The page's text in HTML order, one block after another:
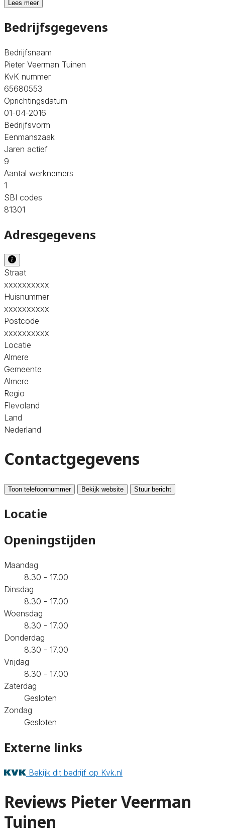
Lees meer
Bedrijfsgegevens
Bedrijfsnaam
Pieter Veerman Tuinen
KvK nummer
65680553
Oprichtingsdatum
01-04-2016
Bedrijfsvorm
Eenmanszaak
Jaren actief
9
Aantal werknemers
1
SBI codes
81301
Adresgegevens
Straat
xxxxxxxxxx
Huisnummer
xxxxxxxxxx
Postcode
xxxxxxxxxx
Locatie
Almere
Gemeente
Almere
Regio
Flevoland
Land
Nederland
Contactgegevens
Toon telefoonnummer Bekijk website Stuur bericht
Locatie
Openingstijden
Maandag
8.30 - 17.00
Dinsdag
8.30 - 17.00
Woensdag
8.30 - 17.00
Donderdag
8.30 - 17.00
Vrijdag
8.30 - 17.00
Zaterdag
Gesloten
Zondag
Gesloten
Externe links
Bekijk dit bedrijf op Kvk.nl
Reviews Pieter Veerman
Tuinen